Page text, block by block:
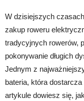
W dzisiejszych
zakup roweru
tradycyjnych rowerów,
pokonywanie długich
Jednym z
bateria, która
artykule dowiesz się,